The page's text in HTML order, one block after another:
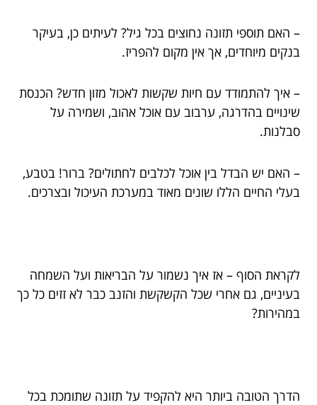
– האם תוספי תזונה נחוצים בכל גיל? לעיתים כן, בעיקר
בנקים מיוחדים, אך אין מקום להפריז.
– איך להתמודד עם חיות שקשות לאכול מזון חדש? הכנסת
שינויים בהדרגה, ערבוב עם אוכל אהוב, ושמירה על
סבלנות.
– האם יש הבדל בין אוכל לכלבים לחתולים? ברור! בטבע,
בעלי החיים הללו שונים מאוד במערכת העיכול ובצרכים.
לקראת הסוף – אז איך נשמור על הבריאות ועל השמחה
בעיניים, גם אחרי שכל הקשקשת והזנב כבר לא זזים כל כך
במהירות?
הדרך הטובה ביותר היא להקפיד על תזונה שתומכת בכל